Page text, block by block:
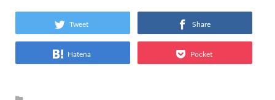
Tweet Share
Hatena Pocket